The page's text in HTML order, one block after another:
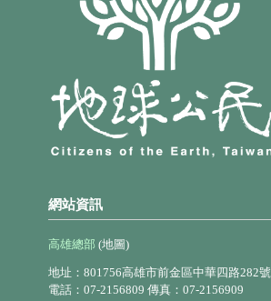
網站資訊
高雄總部 (地圖)
地址：801756高雄市前金區中華四路282
電話：07-2156809 傳真：07-2156909